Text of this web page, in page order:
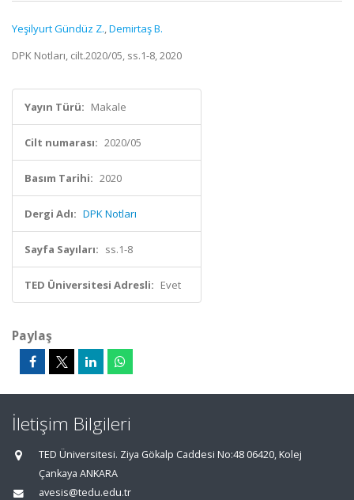
Yeşilyurt Gündüz Z.,Demirtaş B.
DPK Notları, cilt.2020/05, ss.1-8, 2020
Yayın Türü: Makale
Cilt numarası: 2020/05
Basım Tarihi: 2020
Dergi Adı: DPK Notları
Sayfa Sayıları: ss.1-8
TED Üniversitesi Adresli: Evet
Paylaş
İletişim Bilgileri
TED Üniversitesi. Ziya Gökalp Caddesi No:48 06420, Kolej
Çankaya ANKARA
avesis@tedu.edu.tr